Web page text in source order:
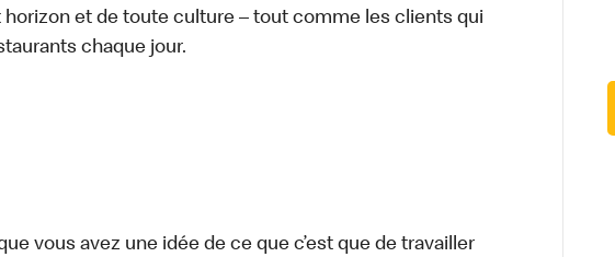
horizon et de toute culture – tout comme les clients qui
chaque jour.
vous avez une idée de ce que c’est que de travailler